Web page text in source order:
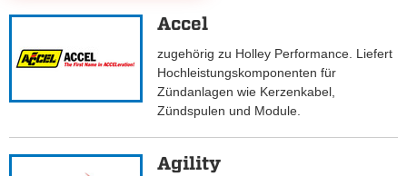
Accel
zugehörig zu Holley Performance. Liefert
Hochleistungskomponenten für
Zündanlagen wie Kerzenkabel,
Zündspulen und Module.
Agility